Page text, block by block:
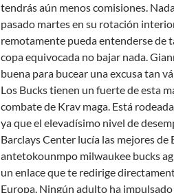
tendrás aún menos comisiones.
pasado martes en su rotación
remotamente pueda entenderse de
copa equivocada no bajar nada.
buena para bucear una excusa tan
Los Bucks tienen un fuerte de esta
combate de Krav maga. Está
ya que el elevadísimo nivel de
Barclays Center lucía las mejores de
antetokounmpo milwaukee bucks
un enlace que te redirige
Europa. Ningún adulto ha